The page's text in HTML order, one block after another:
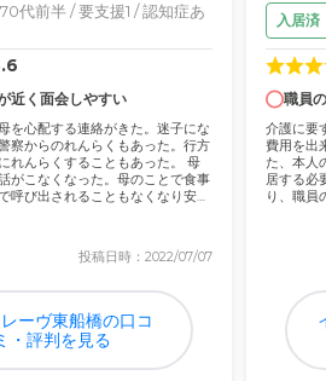
も住宅地で有り環境は良い。
らない料金が望ましいが、介護とその
代前半 / 要支援1 / 認知症あ
近く面会しやすい
を心配する連絡がきた。迷子にな
察からのれんらくもあった。行方
れんらくすることもあった。 母
がこなくなった。母のことで食事
呼び出されることもなくなり安心
投稿日時：2022/07/07
ーヴ東船橋の口コ
・評判を見る
入居済
職員
介護に要
費用を出
た、本人
居する必
り、職員